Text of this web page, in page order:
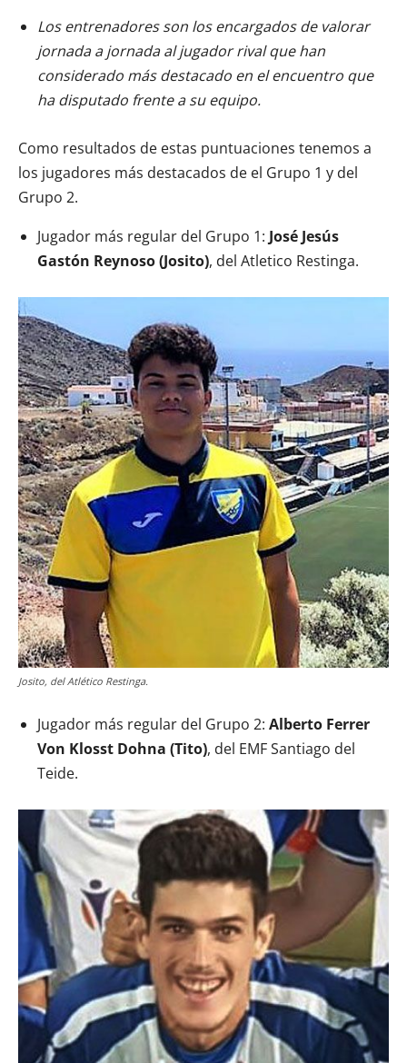
Los entrenadores son los encargados de valorar
jornada a jornada al jugador rival que han
considerado más destacado en el encuentro que
ha disputado frente a su equipo.
Como resultados de estas puntuaciones tenemos a
los jugadores más destacados de el Grupo 1 y del
Grupo 2.
Jugador más regular del Grupo 1: José Jesús
Gastón Reynoso (Josito), del Atletico Restinga.
Josito, del Atlético Restinga.
Jugador más regular del Grupo 2: Alberto Ferrer
Von Klosst Dohna (Tito), del EMF Santiago del
Teide.